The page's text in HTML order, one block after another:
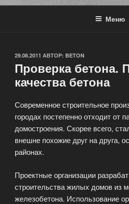
Меню
ОПУБЛИКОВАНО
29.08.2011 АВТОР: BETON
Проверка бетона.
качества бетона
Современное строительное
городах постепенно отходит от
домостроения. Скорее всего,
внешне похожие друг на друга,
районах.
Проектные организации
строительства жилых домов из
железобетона. Использование